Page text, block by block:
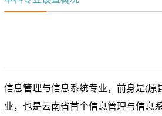
信息管理与信息系统专业，前身是(原
业，也是云南省首个信息管理与信息